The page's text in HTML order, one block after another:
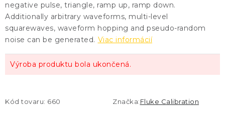
negative pulse, triangle, ramp up, ramp down.
Additionally arbitrary waveforms, multi-level
squarewaves, waveform hopping and pseudo-random
noise can be generated. Viac informácií
Výroba produktu bola ukončená.
Kód tovaru: 660 Značka:Fluke Calibration